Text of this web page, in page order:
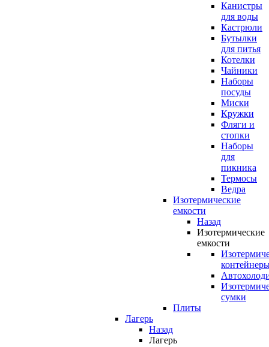
Канистры
для воды
Кастрюли
Бутылки
для питья
Котелки
Чайники
Наборы
посуды
Миски
Кружки
Фляги и
стопки
Наборы
для
пикника
Термосы
Ведра
Изотермические
емкости
Назад
Изотермические
емкости
сумки
Плиты
Лагерь
Назад
Лагерь